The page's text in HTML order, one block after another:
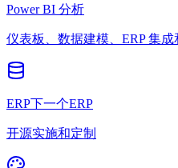
Power BI 分析
仪表板、数据建模、ERP 集成
ERP下一个ERP
开源实施和定制